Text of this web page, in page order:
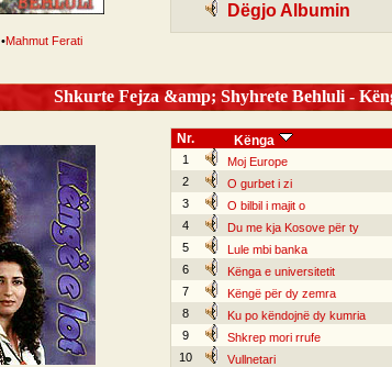
•Mahmut Ferati
Dëgjo Albumin
Shkurte Fejza &amp; Shyhrete Behluli -
Nr. Kënga
1 Moj Europe
2
O gurbet i zi
3
O bilbil i majit o
4
Du me kja Kosove për ty
5
Lule mbi banka
6
Kënga e universitetit
7
Këngë për dy zemra
8
Ku po këndojnë dy kumria
9
Shkrep mori rrufe
10
Vullnetari